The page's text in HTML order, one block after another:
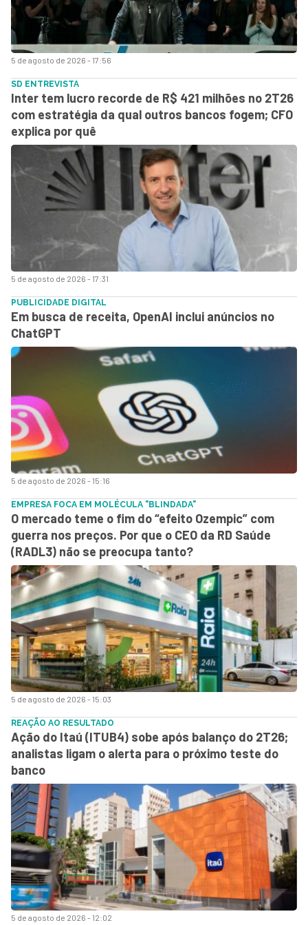
5 de agosto de 2026 - 17:56
5 de agosto de 2026 - 17:31
SD ENTREVISTA
Inter tem lucro recorde de R$ 421 milhões no 2T26
com estratégia da qual outros bancos fogem; CFO
explica por quê
5 de agosto de 2026 - 15:16
PUBLICIDADE DIGITAL
Em busca de receita, OpenAI inclui anúncios no
ChatGPT
5 de agosto de 2026 - 15:03
EMPRESA FOCA EM MOLÉCULA "BLINDADA"
O mercado teme o fim do “efeito Ozempic” com
guerra nos preços. Por que o CEO da RD Saúde
(RADL3) não se preocupa tanto?
5 de agosto de 2026 - 12:02
REAÇÃO AO RESULTADO
Ação do Itaú (ITUB4) sobe após balanço do 2T26;
analistas ligam o alerta para o próximo teste do
banco